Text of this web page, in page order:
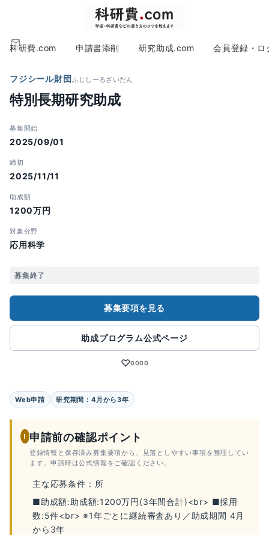
科研費.com 申請書添削 研究助成.com 会員登録・ロ
フジシール財団ふじしーるざいだん
特別長期研究助成
募集開始
2025/09/01
締切
2025/11/11
助成額
1200万円
対象分野
応用科学
募集終了
募集要項を見る
助成プログラム公式ページ
♡0000
Web申請 研究期間：4月から3年
! 申請前の確認ポイント
登録情報と保存済み募集要項から、見落としやすい事項を整理してい
ます。申請時は公式情報をご確認ください。
主な応募条件：所
■助成額:助成額:1200万円(3年間合計)<br> ■採用
数:5件<br> ※1年ごとに継続審査あり／助成期間 4月
から3年